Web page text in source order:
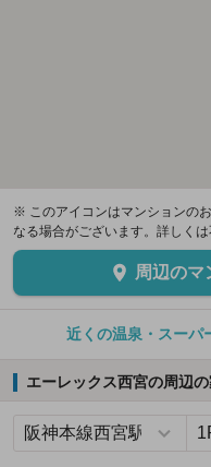
※ このアイコンはマンションの
なる場合がございます。詳しく
周辺のマ
近くの温泉・スーパ
エーレックス西宮の周辺